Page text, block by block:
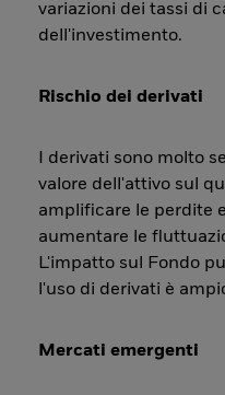
variazioni dei tassi di
dell'investimento.
Rischio dei derivati
I derivati sono molto
valore dell'attivo sul
amplificare le perdite
aumentare le
L'impatto sul Fondo
l'uso di derivati è
Mercati emergenti